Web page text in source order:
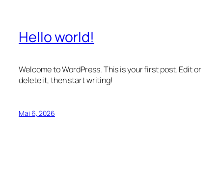
Hello world!
Welcome to WordPress. This is your first post. Edit or
delete it, then start writing!
Mai 6, 2026